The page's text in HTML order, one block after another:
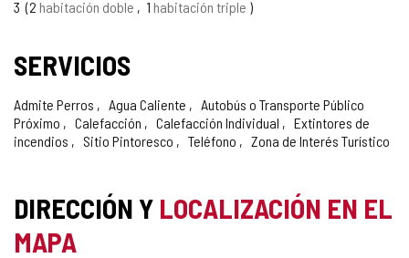
3 2 habitación doble 1 habitación triple
SERVICIOS
Admite Perros Agua Caliente
Autobús o Transporte Público
Próximo
Calefacción Calefacción Individual
Extintores de
incendios
Sitio Pintoresco Teléfono Zona de Interés Turístico
DIRECCIÓN Y LOCALIZACIÓN EN EL
MAPA